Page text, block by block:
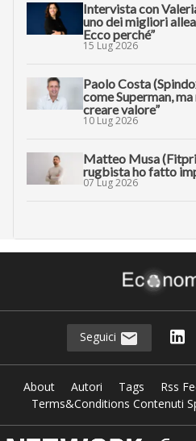
Intervista con
uno dei migliori
Ecco perché”
15 Lug 2026
Paolo Costa
come Superman,
creare valore”
10 Lug 2026
Matteo Musa
rugbista ho fatto
07 Lug 2026
Seguici
About Autori Tags Rss
Terms&Conditions Contenuti